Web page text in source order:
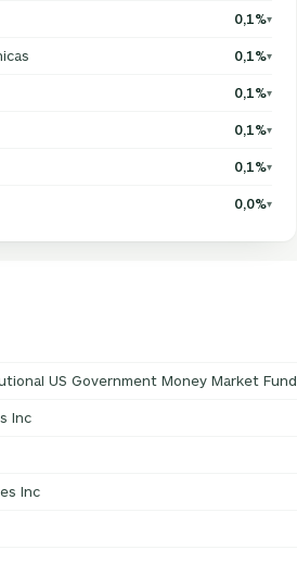
0,1%▾
0,1%▾
0,1%▾
0,1%▾
0,1%▾
0,0%▾
US Government Money Market Fund
Inc
Inc